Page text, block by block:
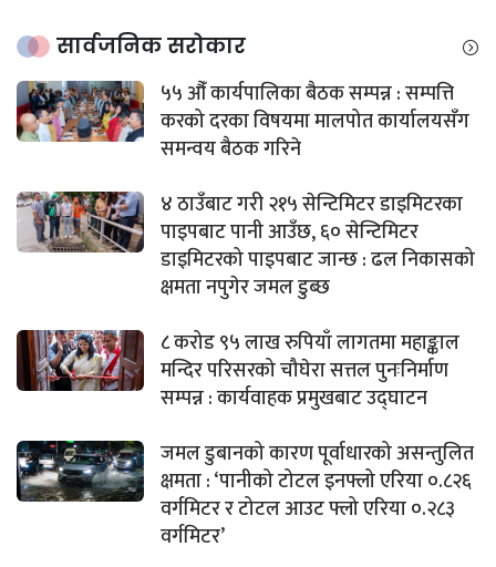
सार्वजनिक सरोकार
५५ औँ कार्यपालिका बैठक सम्पन्न : सम्पत्ति
करको दरका विषयमा मालपोत कार्यालयसँग
समन्वय बैठक गरिने
४ ठाउँबाट गरी २१५ सेन्टिमिटर डाइमिटरका
पाइपबाट पानी आउँछ, ६० सेन्टिमिटर
डाइमिटरको पाइपबाट जान्छ : ढल निकासको
क्षमता नपुगेर जमल डुब्छ
८ करोड ९५ लाख रुपियाँ लागतमा महाङ्काल
मन्दिर परिसरको चौघेरा सत्तल पुनःनिर्माण
सम्पन्न : कार्यवाहक प्रमुखबाट उद्घाटन
जमल डुबानको कारण पूर्वाधारको असन्तुलित
क्षमता : ‘पानीको टोटल इनफ्लो एरिया ०.८२६
वर्गमिटर र टोटल आउट फ्लो एरिया ०.२८३
वर्गमिटर’